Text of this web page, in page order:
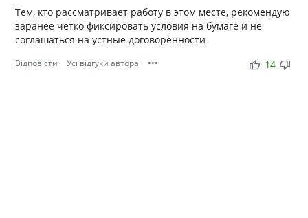
Тем, кто рассматривает работу в этом месте, рекомендую
заранее чётко фиксировать условия на бумаге и не
соглашаться на устные договорённости
Відповісти Усі відгуки автора ••• thumb_up thumb_down
14